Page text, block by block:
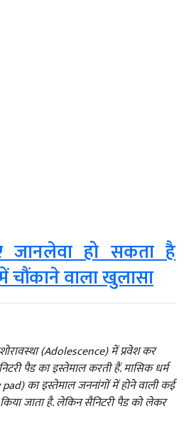
हो सकता है
चौंकाने वाला खुलासा
(Adolescence) में प्रवेश कर
पैड का इस्तेमाल करती हैं. मासिक धर्म
का इस्तेमाल जननांगों में होने वाली कई
जाता है. लेकिन सैनिटरी पैड को लेकर